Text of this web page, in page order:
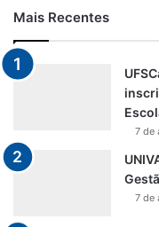
Mais Recentes
7 de
7 de